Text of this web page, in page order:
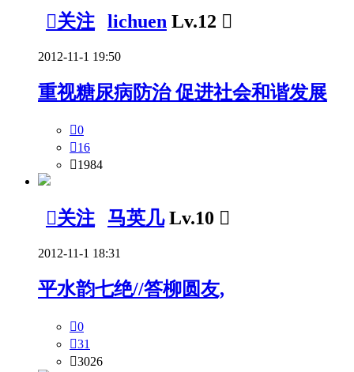
关注 lichuen Lv.12 
2012-11-1 19:50
重视糖尿病防治 促进社会和谐发展
0
16
1984
关注 马英几 Lv.10 
2012-11-1 18:31
平水韵七绝//答柳圆友,
0
31
3026